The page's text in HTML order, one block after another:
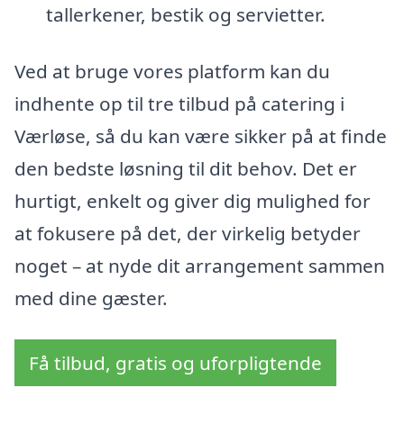
tallerkener, bestik og servietter.
Ved at bruge vores platform kan du
indhente op til tre tilbud på catering i
Værløse, så du kan være sikker på at finde
den bedste løsning til dit behov. Det er
hurtigt, enkelt og giver dig mulighed for
at fokusere på det, der virkelig betyder
noget – at nyde dit arrangement sammen
med dine gæster.
Få tilbud, gratis og uforpligtende